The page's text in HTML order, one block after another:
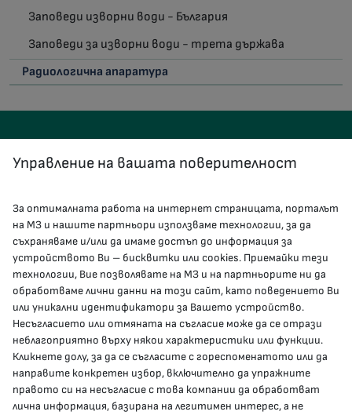
Заповеди изворни води - България
Заповеди за изворни води - трета държава
Радиологична апаратура
КОНТАКТИ
гр.София, 1000, пл. „Света Неделя“ №5
delovodstvo@mh.government.bg
presscenter@mh.government.bg
МЗ В СОЦИАЛНИТЕ МРЕЖИ
Управление на вашата поверителност
За оптималната работа на интернет страницата, порталът
на МЗ и нашите партньори използваме технологии, за да
съхраняваме и/или да имаме достъп до информация за
устройството Ви – бисквитки или cookies. Приемайки тези
технологии, Вие позволявате на МЗ и на партньорите ни да
обработваме лични данни на този сайт, като поведението Ви
или уникални идентификатори за Вашето устройство.
Несъгласието или отмяната на съгласие може да се отрази
неблагоприятно върху някои характеристики или функции.
Кликнете долу, за да се съгласите с гореспоменатото или да
направите конкретен избор, включително да упражните
правото си на несъгласие с това компании да обработват
лична информация, базирана на легитимен интерес, а не